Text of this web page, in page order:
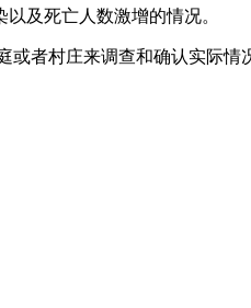
及死亡人数激增的情况。
者村庄来调查和确认实际情